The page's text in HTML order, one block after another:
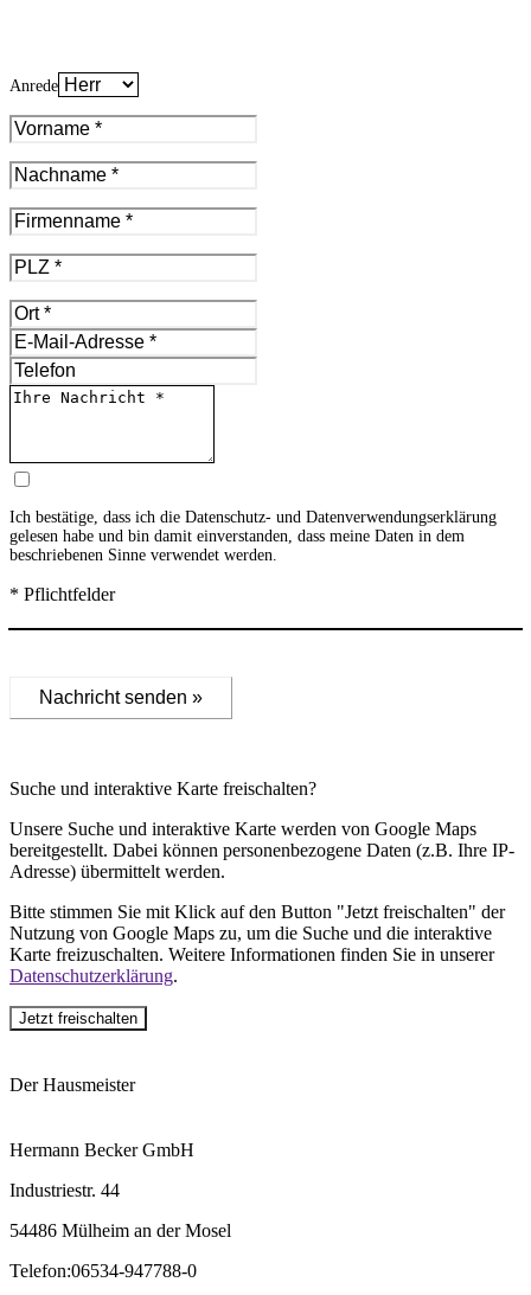
Anrede
Ich bestätige, dass ich die Datenschutz- und Datenverwendungserklärung
gelesen habe und bin damit einverstanden, dass meine Daten in dem
beschriebenen Sinne verwendet werden.
* Pflichtfelder
Nachricht senden »
Suche und interaktive Karte freischalten?
Unsere Suche und interaktive Karte werden von Google Maps
bereitgestellt. Dabei können personenbezogene Daten (z.B. Ihre IP-
Adresse) übermittelt werden.
Bitte stimmen Sie mit Klick auf den Button "Jetzt freischalten" der
Nutzung von Google Maps zu, um die Suche und die interaktive
Karte freizuschalten. Weitere Informationen finden Sie in unserer
Datenschutzerklärung.
Jetzt freischalten
Der Hausmeister
Hermann Becker GmbH
Industriestr. 44
54486 Mülheim an der Mosel
Telefon:06534-947788-0